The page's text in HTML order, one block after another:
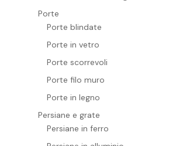
Porte
Porte blindate
Porte in vetro
Porte scorrevoli
Porte filo muro
Porte in legno
Persiane e grate
Persiane in ferro